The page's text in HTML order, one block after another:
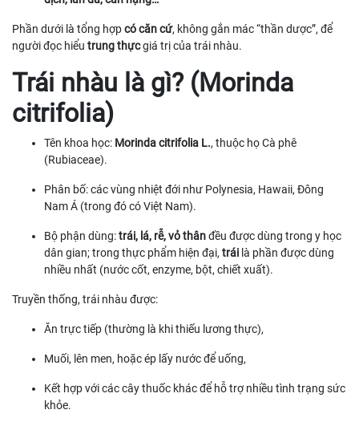
Phần dưới là tổng hợpcó căn cứ, không gắn mác “thần dược”, để
người đọc hiểu trung thựcgiá trị của trái nhàu.
Trái nhàu là gì? (Morinda
citrifolia)
Tên khoa học: Morinda citrifolia L., thuộc họ Cà phê
(Rubiaceae).
Phân bố: các vùng nhiệt đới như Polynesia, Hawaii, Đông
Nam Á (trong đó có Việt Nam).
Bộ phận dùng:trái, lá, rễ, vỏ thânđều được dùng trong y học
dân gian; trong thực phẩm hiện đại, trái là phần được dùng
nhiều nhất (nước cốt, enzyme, bột, chiết xuất).
Truyền thống, trái nhàu được:
Ăn trực tiếp (thường là khi thiếu lương thực),
Muối, lên men, hoặc ép lấy nước để uống,
Kết hợp với các cây thuốc khác để hỗ trợ nhiều tình trạng sức
khỏe.